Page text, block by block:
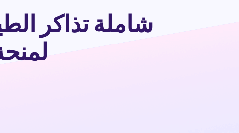
شاملة تذاكر